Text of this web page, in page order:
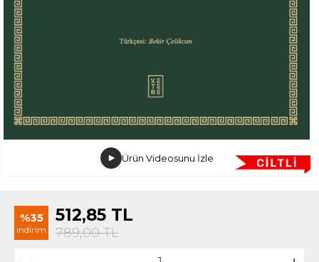
Ürün Videosunu İzle
%35
indirim
512,85 TL
789,00TL